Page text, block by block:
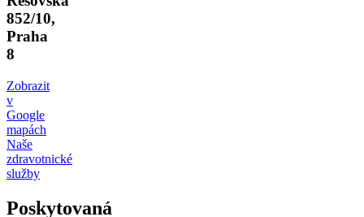
852/10,
Praha
8
Zobrazit
v
Google
mapách
Naše
zdravotnické
služby
Poskytovaná